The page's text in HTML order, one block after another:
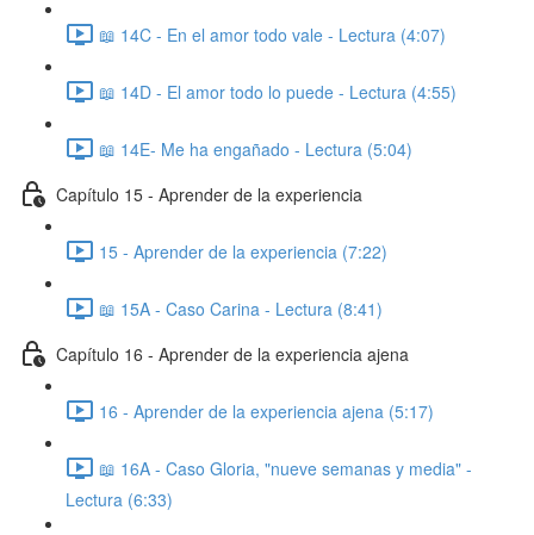
📖 14C - En el amor todo vale - Lectura (4:07)
📖 14D - El amor todo lo puede - Lectura (4:55)
📖 14E- Me ha engañado - Lectura (5:04)
Capítulo 15 - Aprender de la experiencia
15 - Aprender de la experiencia (7:22)
📖 15A - Caso Carina - Lectura (8:41)
Capítulo 16 - Aprender de la experiencia ajena
16 - Aprender de la experiencia ajena (5:17)
📖 16A - Caso Gloria, "nueve semanas y media" -
Lectura (6:33)